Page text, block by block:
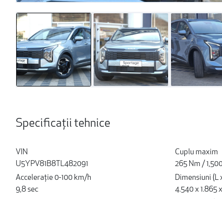
Specificații tehnice
VIN
U5YPV81B8TL482091
Acceleraţie 0-100 km/h
9,8 sec
Cuplu maxim
265 Nm /
Dimensiuni (L
4.540 x 1.865